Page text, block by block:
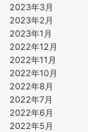
2023年3月
2023年2月
2023年1月
2022年12月
2022年11月
2022年10月
2022年8月
2022年7月
2022年6月
2022年5月